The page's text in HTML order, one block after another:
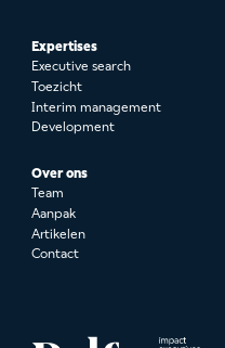
Expertises
Executive search
Toezicht
Interim management
Development
Over ons
Team
Aanpak
Artikelen
Contact